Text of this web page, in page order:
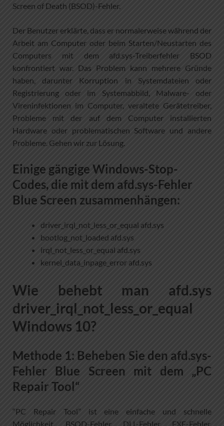
Screen of Death (BSOD)-Fehler.
Der Benutzer erklärte, dass er normalerweise während der
Arbeit am Computer oder beim Starten/Neustarten des
Computers mit dem afd.sys-Treiberfehler BSOD
konfrontiert war. Das Problem kann mehrere Gründe
haben, darunter Korruption in Systemdateien oder
Registrierung oder im Systemabbild, Malware- oder
Vireninfektionen im Computer, veraltete Gerätetreiber,
Probleme mit der auf dem Computer installierten
Hardware oder problematischen Software und andere
Probleme. Gehen wir zur Lösung.
Einige gängige Windows-Stop-
Codes, die mit dem afd.sys-Fehler
Blue Screen zusammenhängen:
driver_irql_not_less_or_equal afd.sys
bootlog_not_loaded afd.sys
irql_not_less_or_equal afd.sys
kernel_data_inpage_error afd.sys
Wie behebt man afd.sys
driver_irql_not_less_or_equal
Windows 10?
Methode 1: Beheben Sie den afd.sys-
Fehler Blue Screen mit dem „PC
Repair Tool“
“PC Repair Tool” ist eine einfache und schnelle
Möglichkeit, BSOD-Fehler, DLL-Fehler, EXE-Fehler,